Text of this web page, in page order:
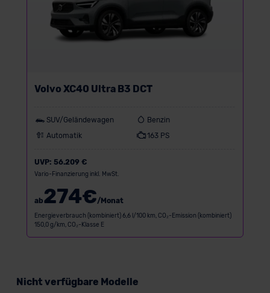
Volvo XC40 Ultra B3 DCT
SUV/Geländewagen
Benzin
Automatik
163 PS
UVP: 56.209 €
Vario-Finanzierung inkl. MwSt.
ab274€/Monat
Energieverbrauch (kombiniert) 6,6 l/100 km, CO₂-Emission (kombiniert)
150,0 g/km, CO₂-Klasse E
Nicht verfügbare Modelle